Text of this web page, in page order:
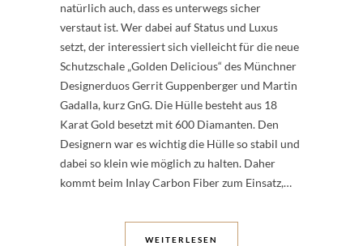
natürlich auch, dass es unterwegs sicher
verstaut ist. Wer dabei auf Status und Luxus
setzt, der interessiert sich vielleicht für die neue
Schutzschale „Golden Delicious“ des Münchner
Designerduos Gerrit Guppenberger und Martin
Gadalla, kurz GnG. Die Hülle besteht aus 18
Karat Gold besetzt mit 600 Diamanten. Den
Designern war es wichtig die Hülle so stabil und
dabei so klein wie möglich zu halten. Daher
kommt beim Inlay Carbon Fiber zum Einsatz,…
WEITERLESEN